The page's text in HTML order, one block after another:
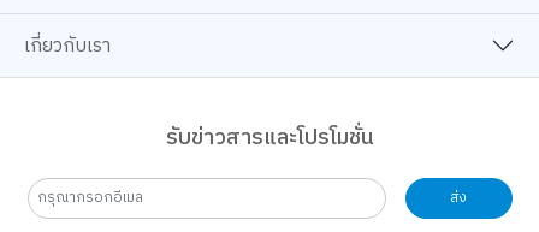
เกี่ยวกับเรา
รับข่าวสารและโปรโมชั่น
ส่ง